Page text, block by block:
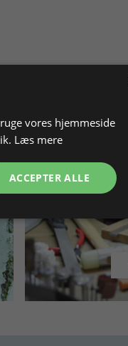
vores hjemmeside
Læs mere
ACCEPTER ALLE